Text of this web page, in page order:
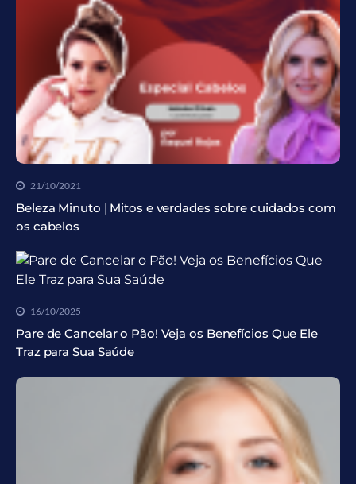
21/10/2021
Beleza Minuto | Mitos e verdades sobre cuidados com
os cabelos
16/10/2025
Pare de Cancelar o Pão! Veja os Benefícios Que Ele
Traz para Sua Saúde